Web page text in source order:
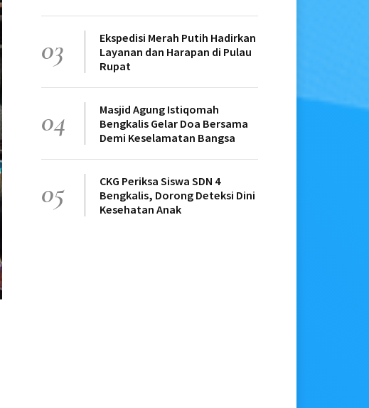
03
Ekspedisi Merah Putih Hadirkan
Layanan dan Harapan di Pulau
Rupat
04
Masjid Agung Istiqomah
Bengkalis Gelar Doa Bersama
Demi Keselamatan Bangsa
05
CKG Periksa Siswa SDN 4
Bengkalis, Dorong Deteksi Dini
Kesehatan Anak